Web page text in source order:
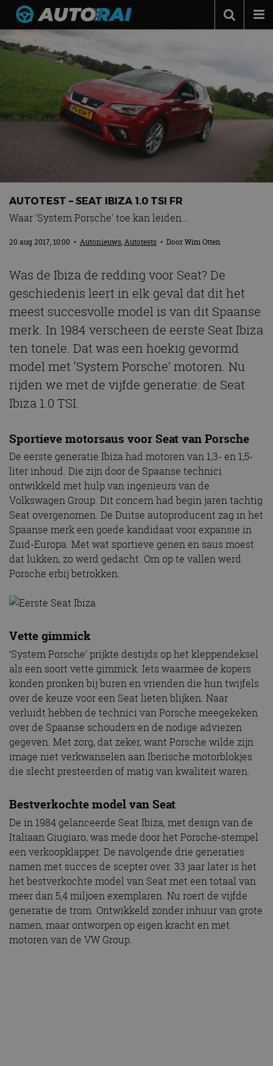
Autonieuws
Podcast
Autotests
Automerken
Contact
MotorRAI.nl
AUTOTEST – SEAT IBIZA 1.0 TSI FR
Waar 'System Porsche' toe kan leiden...
20 aug 2017, 10:00 • Autonieuws,Autotests • DoorWim Otten
Was de Ibiza de redding voor Seat? De
geschiedenis leert in elk geval dat dit het
meest succesvolle model is van dit Spaanse
merk. In 1984 verscheen de eerste Seat Ibiza
ten tonele. Dat was een hoekig gevormd
model met ‘System Porsche’ motoren. Nu
rijden we met de vijfde generatie: de Seat
Ibiza 1.0 TSI.
Sportieve motorsaus voor Seat van Porsche
De eerste generatie Ibiza had motoren van 1,3- en 1,5-
liter inhoud. Die zijn door de Spaanse technici
ontwikkeld met hulp van ingenieurs van de
Volkswagen Group. Dit concern had begin jaren tachtig
Seat overgenomen. De Duitse autoproducent zag in het
Spaanse merk een goede kandidaat voor expansie in
Zuid-Europa. Met wat sportieve genen en saus moest
dat lukken, zo werd gedacht. Om op te vallen werd
Porsche erbij betrokken.
Vette gimmick
‘System Porsche’ prijkte destijds op het kleppendeksel
als een soort vette gimmick. Iets waarmee de kopers
konden pronken bij buren en vrienden die hun twijfels
over de keuze voor een Seat lieten blijken. Naar
verluidt hebben de technici van Porsche meegekeken
over de Spaanse schouders en de nodige adviezen
gegeven. Met zorg, dat zeker, want Porsche wilde zijn
image niet verkwanselen aan Iberische motorblokjes
die slecht presteerden of matig van kwaliteit waren.
Bestverkochte model van Seat
De in 1984 gelanceerde Seat Ibiza, met design van de
Italiaan Giugiaro, was mede door het Porsche-stempel
een verkoopklapper. De navolgende drie generaties
namen met succes de scepter over. 33 jaar later is het
het bestverkochte model van Seat met een totaal van
meer dan 5,4 miljoen exemplaren. Nu roert de vijfde
generatie de trom. Ontwikkeld zonder inhuur van grote
namen, maar ontworpen op eigen kracht en met
motoren van de VW Group.